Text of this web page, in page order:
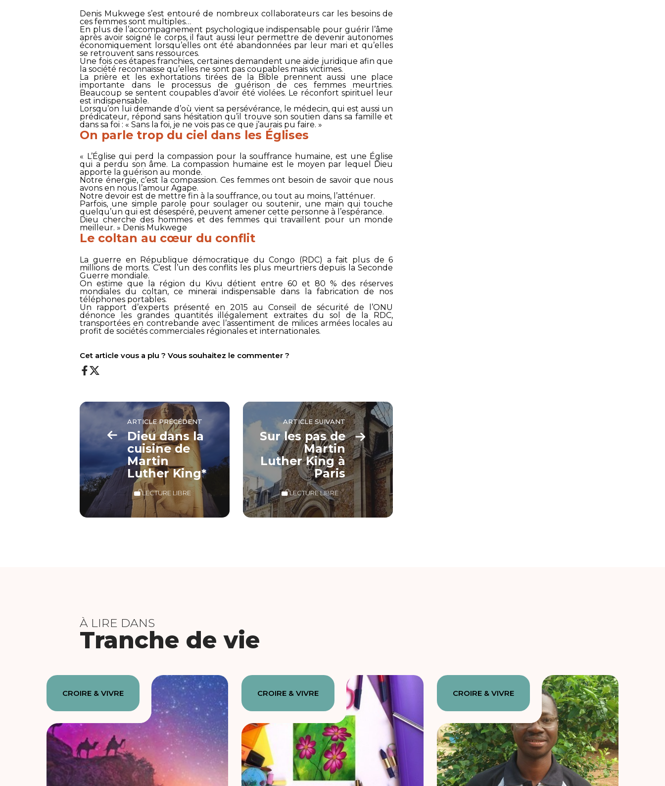
Denis Mukwege s’est entouré de nombreux collaborateurs car les besoins de
ces femmes sont multiples…
En plus de l’accompagnement psychologique indispensable pour guérir l’âme
après avoir soigné le corps, il faut aussi leur permettre de devenir autonomes
économiquement lorsqu’elles ont été abandonnées par leur mari et qu’elles
se retrouvent sans ressources.
Une fois ces étapes franchies, certaines demandent une aide juridique afin que
la société reconnaisse qu’elles ne sont pas coupables mais victimes.
La prière et les exhortations tirées de la Bible prennent aussi une place
importante dans le processus de guérison de ces femmes meurtries.
Beaucoup se sentent coupables d’avoir été violées. Le réconfort spirituel leur
est indispensable.
Lorsqu’on lui demande d’où vient sa persévérance, le médecin, qui est aussi un
prédicateur, répond sans hésitation qu’il trouve son soutien dans sa famille et
dans sa foi : « Sans la foi, je ne vois pas ce que j’aurais pu faire. »
On parle trop du ciel dans les Églises
« L’Église qui perd la compassion pour la souffrance humaine, est une Église
qui a perdu son âme. La compassion humaine est le moyen par lequel Dieu
apporte la guérison au monde.
Notre énergie, c’est la compassion. Ces femmes ont besoin de savoir que nous
avons en nous l’amour Agape.
Notre devoir est de mettre fin à la souffrance, ou tout au moins, l’atténuer.
Parfois, une simple parole pour soulager ou soutenir, une main qui touche
quelqu’un qui est désespéré, peuvent amener cette personne à l’espérance.
Dieu cherche des hommes et des femmes qui travaillent pour un monde
meilleur. » Denis Mukwege
Le coltan au cœur du conflit
La guerre en République démocratique du Congo (RDC) a fait plus de 6
millions de morts. C’est l’un des conflits les plus meurtriers depuis la Seconde
Guerre mondiale.
On estime que la région du Kivu détient entre 60 et 80 % des réserves
mondiales du coltan, ce minerai indispensable dans la fabrication de nos
téléphones portables.
Un rapport d’experts présenté en 2015 au Conseil de sécurité de l’ONU
dénonce les grandes quantités illégalement extraites du sol de la RDC,
transportées en contrebande avec l’assentiment de milices armées locales au
profit de sociétés commerciales régionales et internationales.
Cet article vous a plu ? Vous souhaitez le commenter ?
ARTICLE PRÉCÉDENT
Dieu dans la
cuisine de
Martin
Luther King*
LECTURE LIBRE
ARTICLE SUIVANT
Sur les pas de
Martin
Luther King à
Paris
LECTURE LIBRE
À LIRE DANS
Tranche de vie
CROIRE & VIVRE CROIRE & VIVRE CROIRE & VIVRE